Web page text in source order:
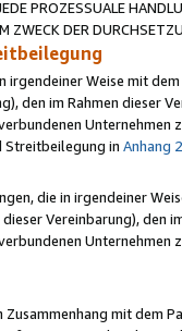
PROZESSUALE
ZWECK DER
Weise mit
den im Rahmen dieser
Streitbeilegung in Anhang 2
die in irgendeiner
Vereinbarung), den
mit dem